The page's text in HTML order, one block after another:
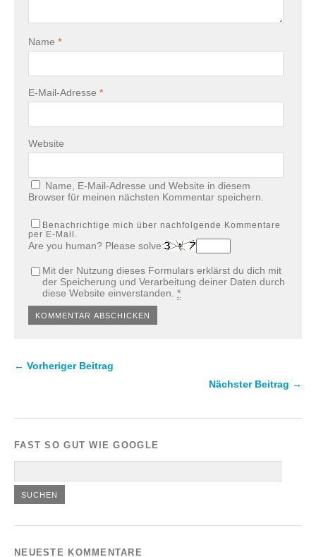
Name *
E-Mail-Adresse *
Website
Name, E-Mail-Adresse und Website in diesem
Browser für meinen nächsten Kommentar speichern.
Benachrichtige mich über nachfolgende Kommentare
per E-Mail.
Are you human? Please solve:
Mit der Nutzung dieses Formulars erklärst du dich mit
der Speicherung und Verarbeitung deiner Daten durch
diese Website einverstanden. *
← Vorheriger Beitrag
Nächster Beitrag →
FAST SO GUT WIE GOOGLE
NEUESTE KOMMENTARE